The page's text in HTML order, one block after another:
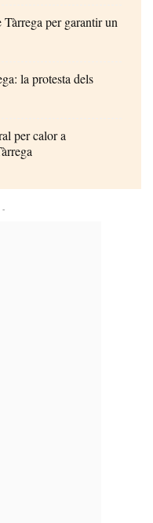
per garantir un
la protesta dels
per calor a
-